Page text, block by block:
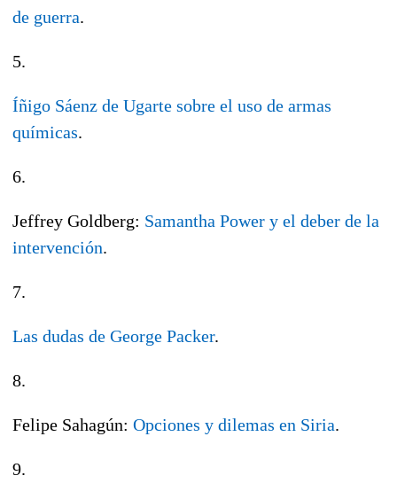
de guerra.
5.
Íñigo Sáenz de Ugarte sobre el uso de armas
químicas.
6.
Jeffrey Goldberg: Samantha Power y el deber de la
intervención.
7.
Las dudas de George Packer.
8.
Felipe Sahagún: Opciones y dilemas en Siria.
9.